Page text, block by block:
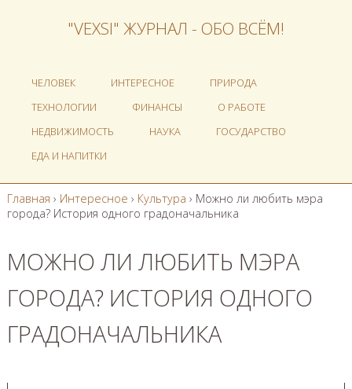
"VEXSI" ЖУРНАЛ - ОБО ВСЁМ!
ЧЕЛОВЕК ИНТЕРЕСНОЕ
ПРИРОДА
ТЕХНОЛОГИИ
ФИНАНСЫ
О РАБОТЕ
НЕДВИЖИМОСТЬ
НАУКА
ГОСУДАРСТВО
ЕДА И НАПИТКИ
Главная › Интересное › Культура › Можно ли любить мэра
города? История одного градоначальника
МОЖНО ЛИ ЛЮБИТЬ МЭРА
ГОРОДА? ИСТОРИЯ ОДНОГО
ГРАДОНАЧАЛЬНИКА